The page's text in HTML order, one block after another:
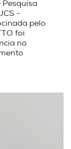
-
pelo
foi
no